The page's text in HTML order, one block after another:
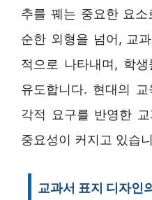
추를 꿰는 중요한 요
순한 외형을 넘어, 교
적으로 나타내며, 학
유도합니다. 현대의
각적 요구를 반영한
중요성이 커지고 있습
교과서 표지 디자인